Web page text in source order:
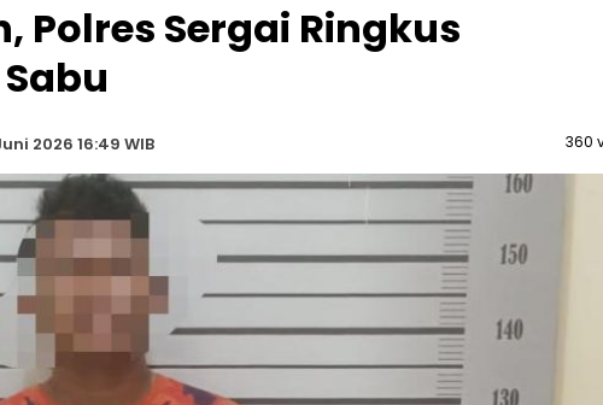
Polres Sergai Ringkus
2026 16:49 WIB 360